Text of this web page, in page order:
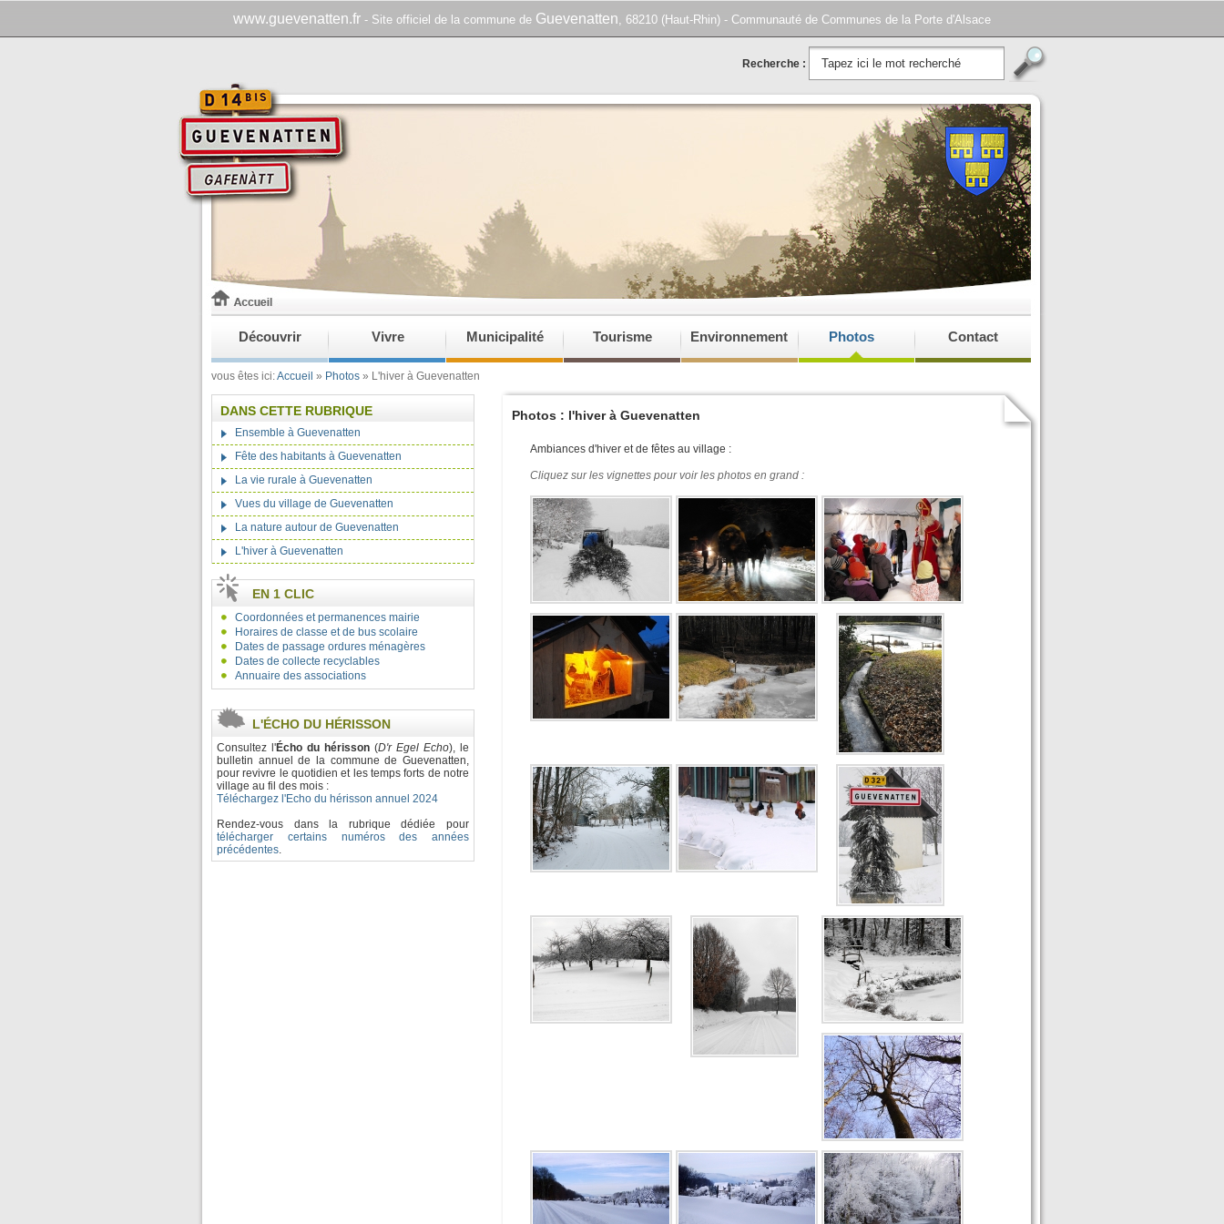
www.guevenatten.fr - Site officiel de la commune de Guevenatten, 68210 (Haut-Rhin) - Communauté de Communes de la Porte d'Alsace
Recherche :
Découvrir Vivre Municipalité Tourisme Environnement Photos Contact
vous êtes ici:Accueil » Photos » L'hiver à Guevenatten
DANS CETTE RUBRIQUE
Ensemble à Guevenatten
Fête des habitants à Guevenatten
La vie rurale à Guevenatten
Vues du village de Guevenatten
La nature autour de Guevenatten
L'hiver à Guevenatten
EN 1 CLIC
Coordonnées et permanences mairie
Horaires de classe et de bus scolaire
Dates de passage ordures ménagères
Dates de collecte recyclables
Annuaire des associations
L'ÉCHO DU HÉRISSON
Consultez l'Écho du hérisson (D'r Egel Echo), le
bulletin annuel de la commune de Guevenatten,
pour revivre le quotidien et les temps forts de notre
village au fil des mois :
Téléchargez l'Echo du hérisson annuel 2024
Rendez-vous dans la rubrique dédiée pour
télécharger certains numéros des années
précédentes.
Photos : l'hiver à Guevenatten
Ambiances d'hiver et de fêtes au village :
Cliquez sur les vignettes pour voir les photos en grand :